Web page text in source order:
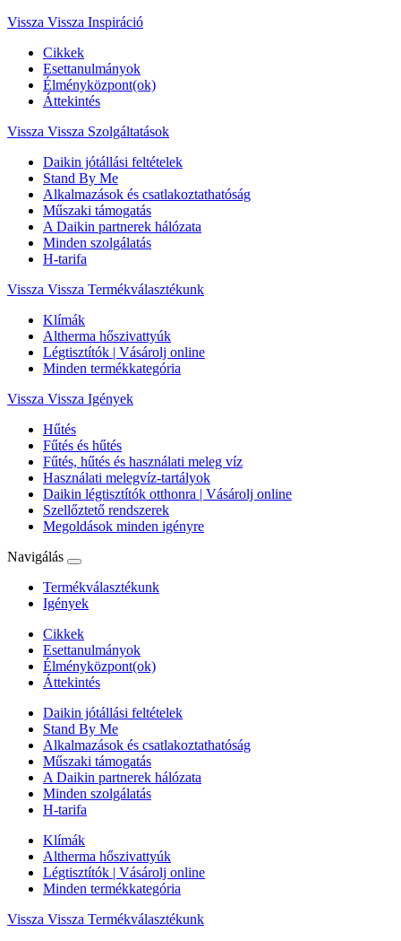
Vissza Vissza Inspiráció
Cikkek
Esettanulmányok
Élményközpont(ok)
Áttekintés
Vissza Vissza Szolgáltatások
Daikin jótállási feltételek
Stand By Me
Alkalmazások és csatlakoztathatóság
Műszaki támogatás
A Daikin partnerek hálózata
Minden szolgálatás
H-tarifa
Vissza Vissza Termékválasztékunk
Klímák
Altherma hőszivattyúk
Légtisztítók | Vásárolj online
Minden termékkategória
Vissza Vissza Igények
Hűtés
Fűtés és hűtés
Fűtés, hűtés és használati meleg víz
Használati melegvíz-tartályok
Daikin légtisztítók otthonra | Vásárolj online
Szellőztető rendszerek
Megoldások minden igényre
Navigálás
Termékválasztékunk
Igények
Cikkek
Esettanulmányok
Élményközpont(ok)
Áttekintés
Daikin jótállási feltételek
Stand By Me
Alkalmazások és csatlakoztathatóság
Műszaki támogatás
A Daikin partnerek hálózata
Minden szolgálatás
H-tarifa
Klímák
Altherma hőszivattyúk
Légtisztítók | Vásárolj online
Minden termékkategória
Vissza Vissza Termékválasztékunk